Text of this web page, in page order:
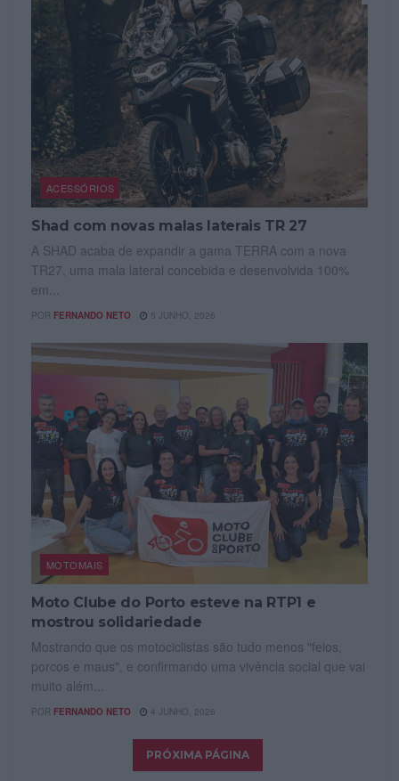
ACESSÓRIOS
Shad com novas malas laterais TR 27
A SHAD acaba de expandir a gama TERRA com a nova
TR27, uma mala lateral concebida e desenvolvida 100%
em...
POR FERNANDO NETO 5 JUNHO, 2026
MOTOMAIS
Moto Clube do Porto esteve na RTP1 e
mostrou solidariedade
Mostrando que os motociclistas são tudo menos "feios,
porcos e maus", e confirmando uma vivência social que vai
muito além...
POR FERNANDO NETO 4 JUNHO, 2026